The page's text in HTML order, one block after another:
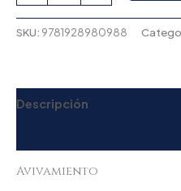
SKU: 9781928980988
Descripción
Avivamiento